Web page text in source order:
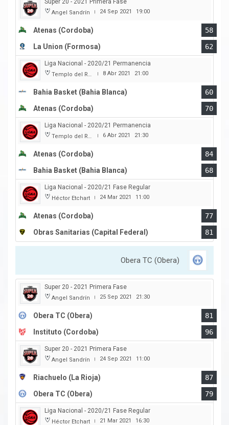
Super 20 - 2021 Primera Fase
Angel Sandrín | 24 Sep 2021 19:00
Atenas (Cordoba)
58
La Union (Formosa)
62
Liga Nacional - 2020/21 Permanencia
Templo del Rock | 8 Abr 2021 21:00
Bahia Basket (Bahia Blanca)
60
Atenas (Cordoba)
70
Liga Nacional - 2020/21 Permanencia
Templo del Rock | 6 Abr 2021 21:30
Atenas (Cordoba)
84
Bahia Basket (Bahia Blanca)
68
Liga Nacional - 2020/21 Fase Regular
Héctor Etchart | 24 Mar 2021 11:00
Atenas (Cordoba)
77
Obras Sanitarias (Capital Federal)
81
Obera TC (Obera)
Super 20 - 2021 Primera Fase
Angel Sandrín | 25 Sep 2021 21:30
Obera TC (Obera)
81
Instituto (Cordoba)
96
Super 20 - 2021 Primera Fase
Angel Sandrín | 24 Sep 2021 11:00
Riachuelo (La Rioja)
87
Obera TC (Obera)
79
Liga Nacional - 2020/21 Fase Regular
Héctor Etchart | 21 Mar 2021 16:30